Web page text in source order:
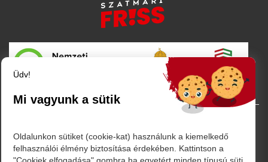
Üdv!
Mi vagyunk a sütik
Oldalunkon sütiket (cookie-kat) használunk a kiemelkedő
felhasználói élmény biztosítása érdekében. Kattintson a